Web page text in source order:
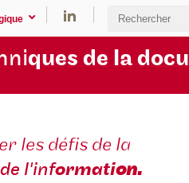
ques de la docu
les défis de la
de l'information.